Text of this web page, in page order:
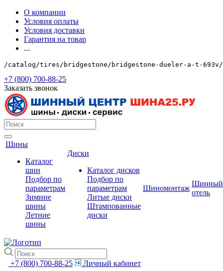
О компании
Условия оплаты
Условия доставки
Гарантия на товар
...
/catalog/tires/bridgestone/bridgestone-dueler-a-t-693v/
+7 (800) 700-88-25
Заказать звонок
Шины
Каталог
шин
Подбор по
параметрам
Зимние
шины
Летние
шины
Диски
Каталог дисков
Подбор по
параметрам
Литые диски
Штампованные
диски
Шиномонтаж
Шинный
отель
+7 (800) 700-88-25
Личный кабинет